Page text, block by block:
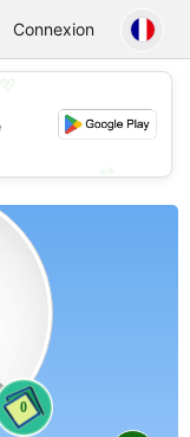
Connexion
0